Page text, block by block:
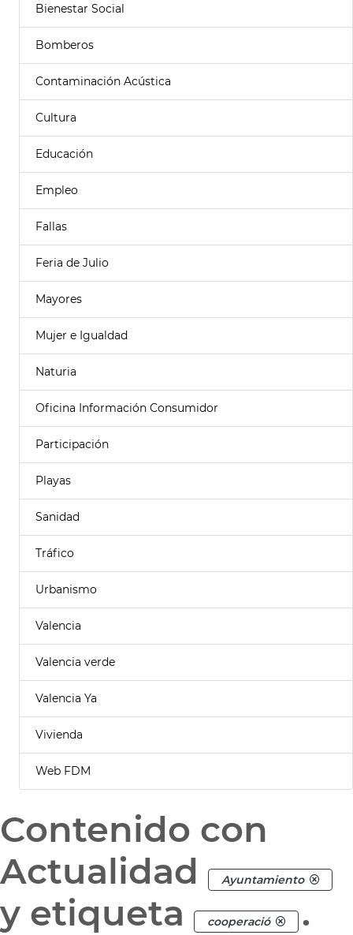
Bienestar Social
Bomberos
Contaminación Acústica
Cultura
Educación
Empleo
Fallas
Feria de Julio
Mayores
Mujer e Igualdad
Naturia
Oficina Información Consumidor
Participación
Playas
Sanidad
Tráfico
Urbanismo
Valencia
Valencia verde
Valencia Ya
Vivienda
Web FDM
Contenido con
Actualidad
Ayuntamiento
y etiqueta cooperació .